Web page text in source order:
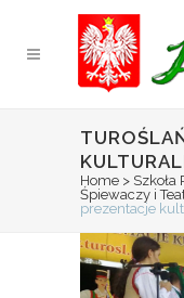
Home > Szkoła
Śpiewaczy i
prezentacje